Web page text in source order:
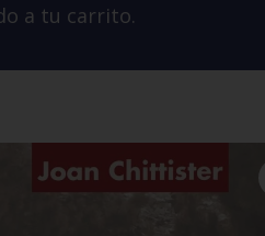
a tu carrito.